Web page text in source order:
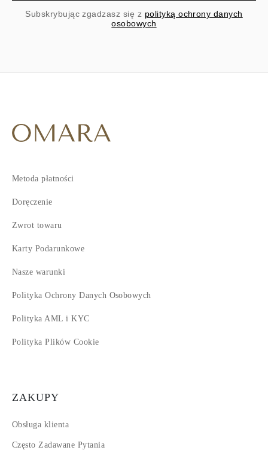
Subskrybując zgadzasz się z polityką ochrony danych
osobowych
Metoda płatności
Doręczenie
Zwrot towaru
Karty Podarunkowe
Nasze warunki
Polityka Ochrony Danych Osobowych
Polityka AML i KYC
Polityka Plików Cookie
ZAKUPY
Obsługa klienta
Często Zadawane Pytania